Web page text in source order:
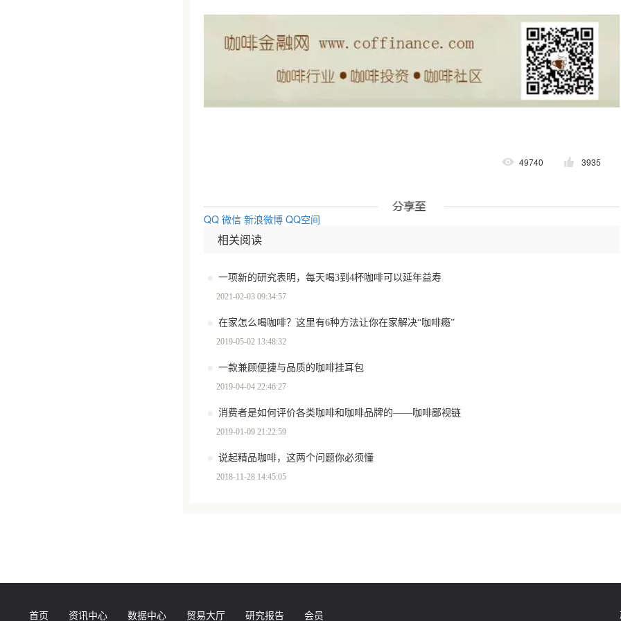
49740 3935
QQ 微信 新浪微博 QQ空间
相关阅读
一项新的研究表明，每天喝3到4杯咖啡可以延年益寿
2021-02-03 09:34:57
在家怎么喝咖啡？这里有6种方法让你在家解决“咖啡瘾”
2019-05-02 13:48:32
一款兼顾便捷与品质的咖啡挂耳包
2019-04-04 22:46:27
消费者是如何评价各类咖啡和咖啡品牌的——咖啡鄙视链
2019-01-09 21:22:59
说起精品咖啡，这两个问题你必须懂
2018-11-28 14:45:05
首页 资讯中心 数据中心 贸易大厅 研究报告 会员